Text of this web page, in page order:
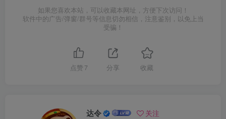
如果您喜欢本站，可以收藏本网址，方便下次访问！
软件中的广告/弹窗/群号等信息切勿相信，注意鉴别，以免上当
受骗！
点赞 7 分享 收藏
达令 关注